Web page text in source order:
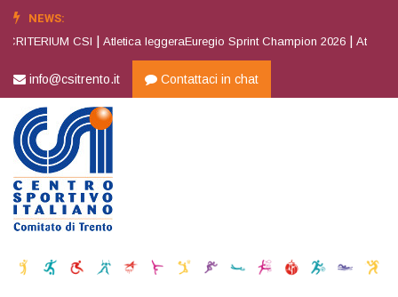
NEWS:
CSI |Atletica leggeraEuregio Sprint Champion 2026 |Atletica
info@csitrento.it Contattaci in chat